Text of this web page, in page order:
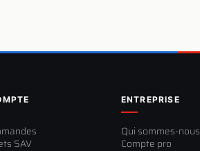
SAV
ENTREPRISE
Qui sommes-nous
Compte pro